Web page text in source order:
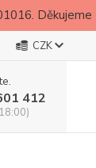
Děkujeme
CZK
412